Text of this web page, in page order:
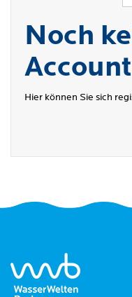
Noch
Hier können Sie sich